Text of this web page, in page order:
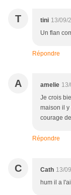
T tini 13/09/
Un flan
Répondre
A amelie
Je crois
maison il y
courage
Répondre
C Cath 13/
hum il a